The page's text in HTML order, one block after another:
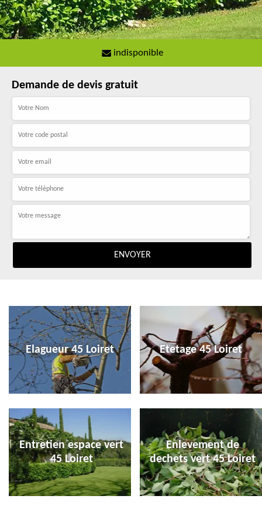
indisponible
Demande de devis gratuit
Elagueur 45 Loiret Etetage 45 Loiret
Entretien espace vert
45 Loiret
Enlevement de
dechets vert 45 Loiret